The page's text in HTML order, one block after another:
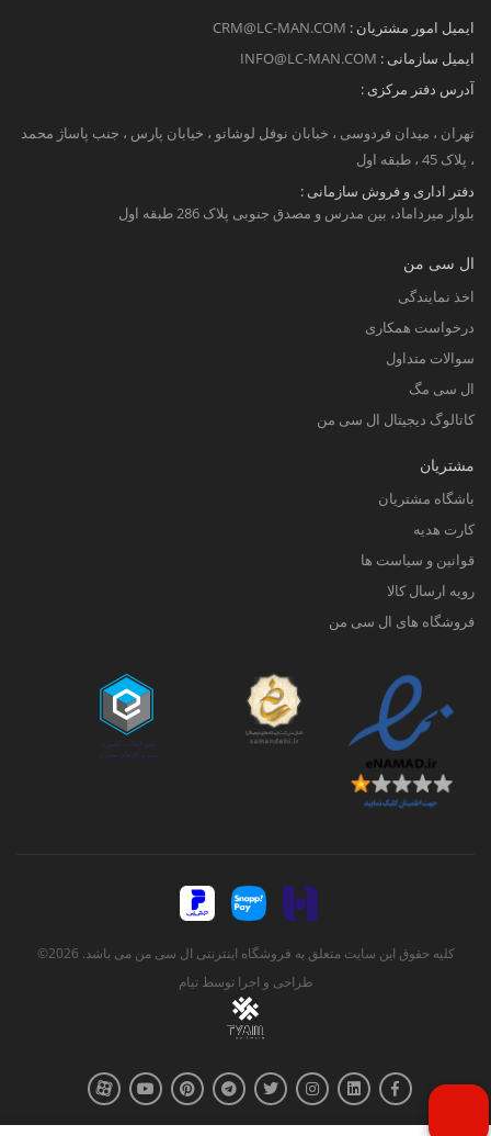
ایمیل امور مشتریان : CRM@LC-MAN.COM
ایمیل سازمانی : INFO@LC-MAN.COM
آدرس دفتر مرکزی :
تهران ، میدان فردوسی ، خبابان نوفل لوشاتو ، خیابان پارس ، جنب پاساژ محمد
، پلاک 45 ، طبقه اول
دفتر اداری و فروش سازمانی :
بلوار میرداماد، بین مدرس و مصدق جنوبی پلاک 286 طبقه اول
ال سی من
اخذ نمایندگی
درخواست همکاری
سوالات متداول
ال سی مگ
کاتالوگ دیجیتال ال سی من
مشتریان
باشگاه مشتریان
کارت هدیه
قوانین و سیاست ها
رویه ارسال کالا
فروشگاه های ال سی من
کلیه حقوق این سایت متعلق به فروشگاه اینترنتی ال سی من می باشد. 2026©
طراحی و اجرا توسطتیام